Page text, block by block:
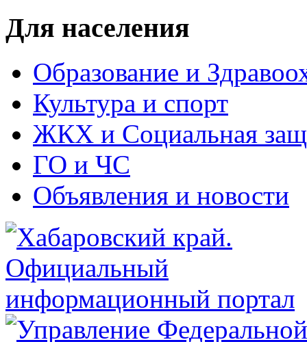
Для населения
Образование и
Культура и спорт
ЖКХ и Социальная
ГО и ЧС
Объявления и новости